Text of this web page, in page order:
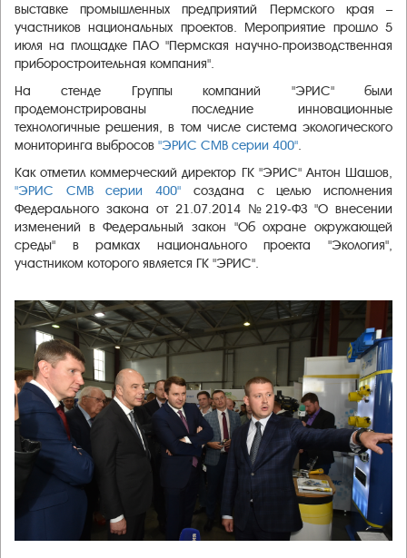
выставке промышленных предприятий Пермского края –
участников национальных проектов. Мероприятие прошло 5
июля на площадке ПАО "Пермская научно-производственная
приборостроительная компания".
На стенде Группы компаний "ЭРИС" были
продемонстрированы последние инновационные
технологичные решения, в том числе система экологического
мониторинга выбросов "ЭРИС СМВ серии 400".
Как отметил коммерческий директор ГК "ЭРИС" Антон Шашов,
"ЭРИС СМВ серии 400" создана с целью исполнения
Федерального закона от 21.07.2014 №219-ФЗ "О внесении
изменений в Федеральный закон "Об охране окружающей
среды" в рамках национального проекта "Экология",
участником которого является ГК "ЭРИС".